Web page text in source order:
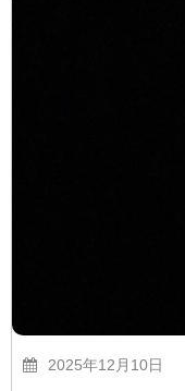
2025年12月10日